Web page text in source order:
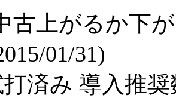
古上がるか下
01/31)
済み 導入推